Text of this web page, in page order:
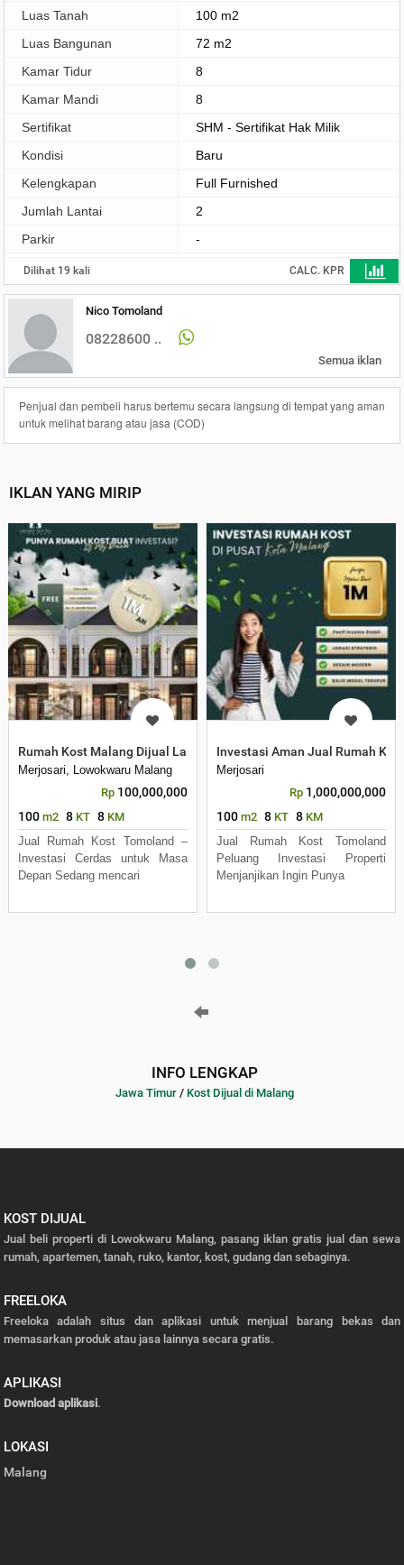
Luas Tanah
100 m2
Luas Bangunan
72 m2
Kamar Tidur
8
Kamar Mandi
8
Sertifikat
SHM - Sertifikat Hak Milik
Kondisi
Baru
Kelengkapan
Full Furnished
Jumlah Lantai
2
Parkir
-
Dilihat 19 kali CALC. KPR
Nico Tomoland
08228600 ..
Semua iklan
Penjual dan pembeli harus bertemu secara langsung di tempat yang aman
untuk melihat barang atau jasa (COD)
IKLAN YANG MIRIP
Rumah Kost Malang Dijual Langsung Pemilik
Merjosari, Lowokwaru Malang
Rp 100,000,000
100 m2 8 KT 8 KM
Jual Rumah Kost Tomoland –
Investasi Cerdas untuk Masa
Depan Sedang mencari
Investasi Aman Jual Rumah
Merjosari
Rp 1,000,000,000
100 m2 8 KT 8 KM
Jual Rumah Kost Tomoland
Peluang Investasi Properti
Menjanjikan Ingin Punya
INFO LENGKAP
Jawa Timur / Kost Dijual di Malang
KOST DIJUAL
Jual beli properti di Lowokwaru Malang, pasang iklan gratis jual dan sewa
rumah, apartemen, tanah, ruko, kantor, kost, gudang dan sebaginya.
FREELOKA
Freeloka adalah situs dan aplikasi untuk menjual barang bekas dan
memasarkan produk atau jasa lainnya secara gratis.
APLIKASI
Download aplikasi.
LOKASI
Malang